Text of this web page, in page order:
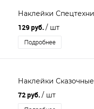
Наклейки
129 руб. / шт
Подробнее
Наклейки
72 руб. / шт